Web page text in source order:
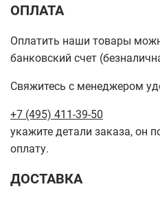
ОПЛАТА
Оплатить наши товары
банковский счет
Свяжитесь с менеджером
+7 (495) 411-39-50
укажите детали заказа, он
оплату.
ДОСТАВКА